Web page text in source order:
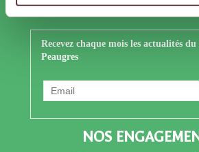
S'ABONNER À NOTRE
Recevez chaque mois les actualités
Peaugres
NOS